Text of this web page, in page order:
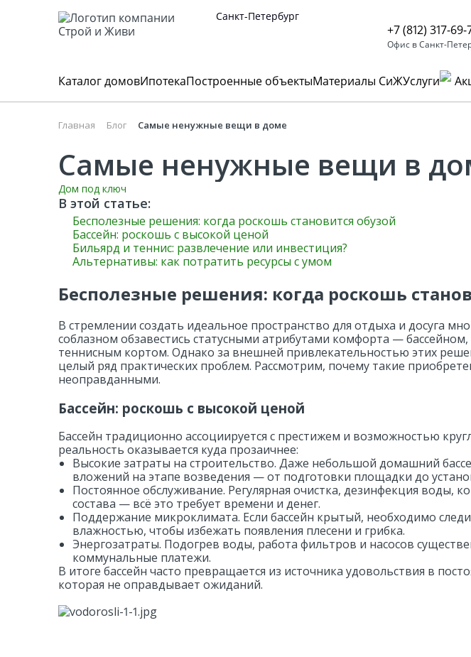
Санкт-Петербург
Санкт-Петербург
Москва
Краснодар
+7 (812) 317-69-
Офис в Санкт-
Каталог домовИпотекаПостроенные объектыМатериалы СиЖУслуги
Технология
Каркасные дома
Фахверковые дома
Каркасные бани
Площадь дома
До 100 кв.м.
До 200 кв.м.
Барнхаус
А-фрейм
Количество этажей
1,5-этажные
2-этажные
Размер дома
7×7
8×8
Со вторым светом
С панорамными
Построенные объекты
Карта объектов
Видеообзоры
Построенные дома
Услуги
Проектирование
Фундаменты
Строительные материалы
Сам себе прораб
Каркасный дом своими руками
Безопасная стройка
Одноэтажный дом Недорогие дома
Строительство под ключ
Главная Блог Самые ненужные вещи в доме
Самые ненужные вещи в
Дом под ключ
В этой статье:
Бесполезные решения: когда роскошь становится обузой
Бассейн: роскошь с высокой ценой
Бильярд и теннис: развлечение или инвестиция?
Альтернативы: как потратить ресурсы с умом
Бесполезные решения: когда роскошь
В стремлении создать идеальное пространство для отдыха и досуга
соблазном обзавестись статусными атрибутами комфорта —
теннисным кортом. Однако за внешней привлекательностью этих
целый ряд практических проблем. Рассмотрим, почему такие
неоправданными.
Бассейн: роскошь с высокой ценой
Бассейн традиционно ассоциируется с престижем и возможностью
реальность оказывается куда прозаичнее:
Высокие затраты на строительство. Даже небольшой домашний
вложений на этапе возведения — от подготовки площадки до
Постоянное обслуживание. Регулярная очистка, дезинфекция воды,
состава — всё это требует времени и денег.
Поддержание микроклимата. Если бассейн крытый, необходимо
влажностью, чтобы избежать появления плесени и грибка.
Энергозатраты. Подогрев воды, работа фильтров и насосов
коммунальные платежи.
В итоге бассейн часто превращается из источника удовольствия в
которая не оправдывает ожиданий.